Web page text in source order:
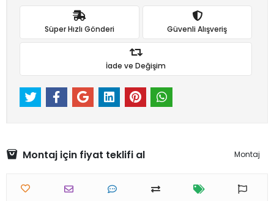
Süper Hızlı Gönderi Güvenli Alışveriş
İade ve Değişim
Montaj için fiyat teklifi al Montaj